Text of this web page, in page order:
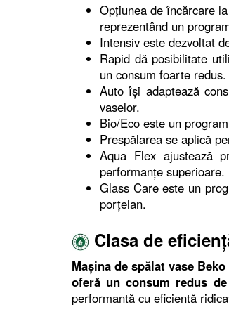
Opţiunea de încărcare
reprezentând un
Intensiv este dezvoltat
Rapid dă posibilitate
un consum foarte redus.
Auto îşi adaptează
vaselor.
Bio/Eco este un
Prespălarea se aplică
Aqua Flex ajustează
performanţe superioare.
Glass Care este un
porţelan.
Clasa de
Maşina de spălat vase
oferă un consum redus
performantă cu eficientă